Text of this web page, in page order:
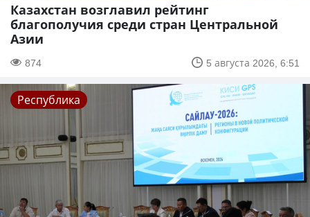
Казахстан возглавил рейтинг
благополучия среди стран Центральной
Азии
874 5 августа 2026, 6:51
Республика